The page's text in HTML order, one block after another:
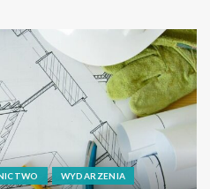
WYDARZENIA